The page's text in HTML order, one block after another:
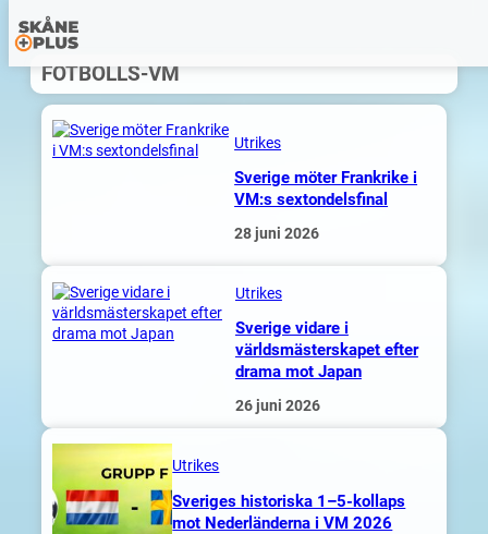
Hoppa
innehåll
FOTBOLLS-VM
Utrikes
Sverige möter Frankrike i
VM:s sextondelsfinal
28 juni 2026
Utrikes
Sverige vidare i
världsmästerskapet efter
drama mot Japan
26 juni 2026
Utrikes
Sveriges historiska 1–5-kollaps
mot Nederländerna i VM 2026